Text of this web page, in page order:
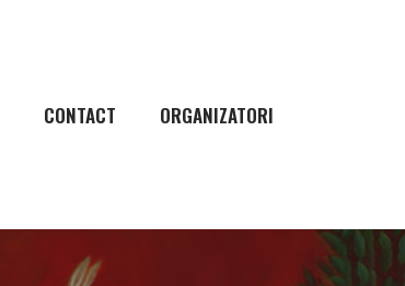
CONTACT ORGANIZATORI